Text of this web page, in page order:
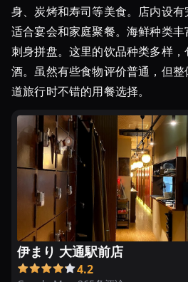
身、炭烤和寿司等美食。店内设
适合宴会和家庭聚餐。海鲜种类
刺身拼盘。这里的饮品种类多样
酒。虽然有些食物评价普通，但
道旅行时不错的用餐选择。
伊まり 大通駅前店
4.2